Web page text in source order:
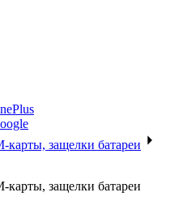
карты, защелки батареи
карты, защелки батареи